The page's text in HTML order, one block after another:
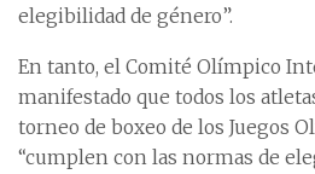
elegibilidad de género”.
En tanto, el Comité Olímpico
manifestado que todos los
torneo de boxeo de los Juegos
“cumplen con las normas de